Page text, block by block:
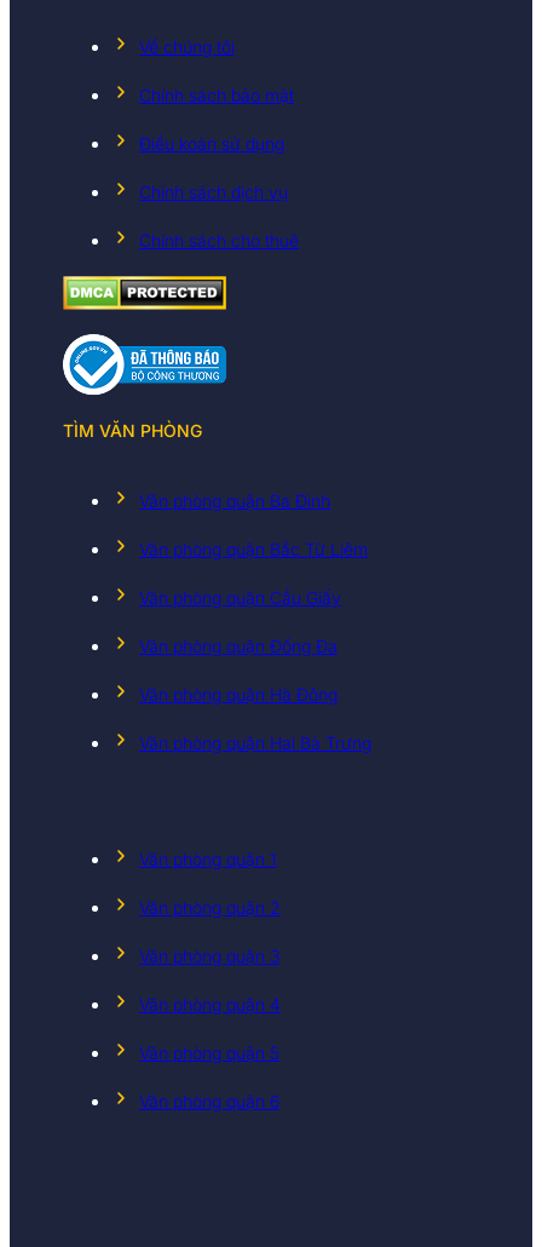
Về chúng tôi
Chính sách bảo mật
Điều koản sử dụng
Chính sách dịch vụ
Chính sách cho thuê
TÌM VĂN PHÒNG
Văn phòng quận Ba Đình
Văn phòng quận Bắc Từ Liêm
Văn phòng quận Cầu Giấy
Văn phòng quận Đống Đa
Văn phòng quận Hà Đông
Văn phòng quận Hai Bà Trưng
Văn phòng quận 1
Văn phòng quận 2
Văn phòng quận 3
Văn phòng quận 4
Văn phòng quận 5
Văn phòng quận 6